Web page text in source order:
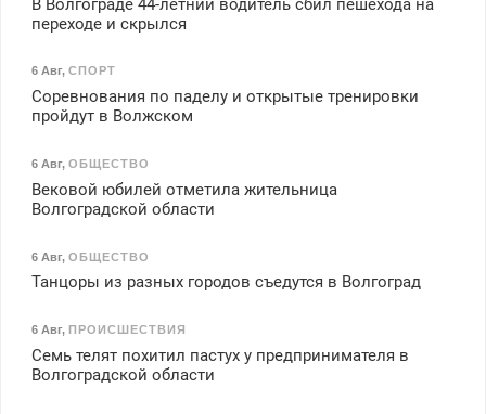
переходе и скрылся
6 Авг, СПОРТ
Соревнования по паделу и открытые тренировки
пройдут в Волжском
6 Авг, ОБЩЕСТВО
Вековой юбилей отметила жительница
Волгоградской области
6 Авг, ОБЩЕСТВО
Танцоры из разных городов съедутся в Волгоград
6 Авг, ПРОИСШЕСТВИЯ
Семь телят похитил пастух у предпринимателя в
Волгоградской области